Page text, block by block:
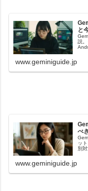
と
説
www.geminiguide.jp
べ
ッ
別
www.geminiguide.jp